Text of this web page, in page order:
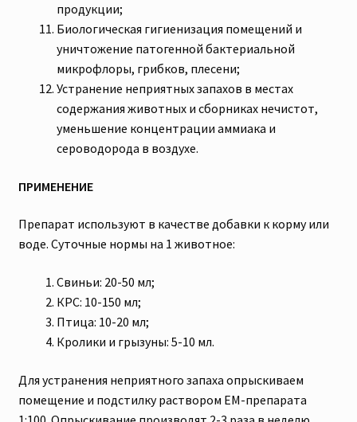
продукции;
Биологическая гигиенизация помещений и
уничтожение патогенной бактериальной
микрофлоры, грибков, плесени;
Устранение неприятных запахов в местах
содержания животных и сборниках нечистот,
уменьшение концентрации аммиака и
сероводорода в воздухе.
ПРИМЕНЕНИЕ
Препарат используют в качестве добавки к корму или
воде. Суточные нормы на 1 животное:
Свиньи: 20-50 мл;
КРС: 10-150 мл;
Птица: 10-20 мл;
Кролики и грызуны: 5-10 мл.
Для устранения неприятного запаха опрыскиваем
помещение и подстилку раствором ЕМ-препарата